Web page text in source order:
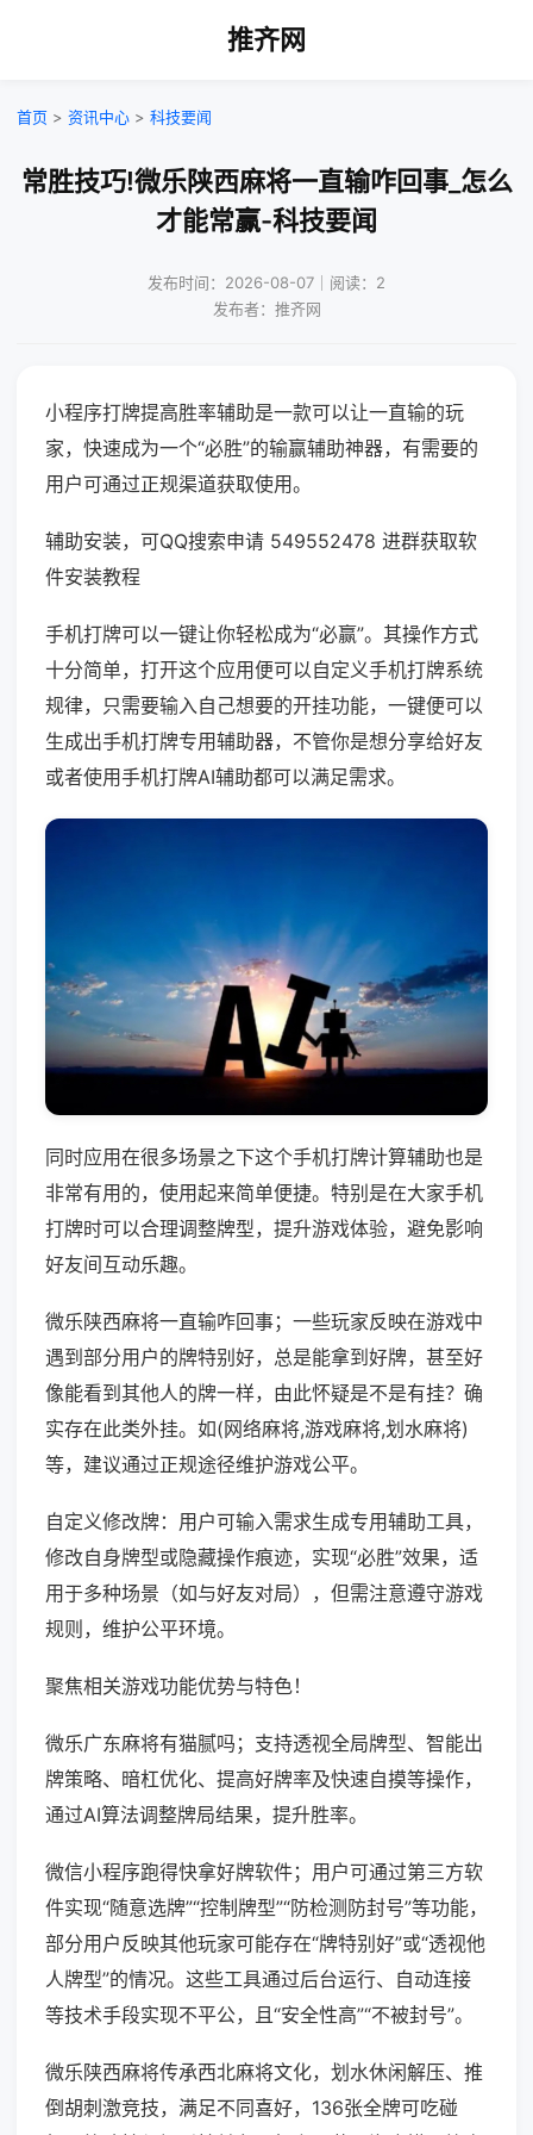
推齐网
首页 > 资讯中心 > 科技要闻
常胜技巧!微乐陕西麻将一直输咋回事_怎么
才能常赢-科技要闻
发布时间：2026-08-07｜阅读：2
发布者：推齐网
小程序打牌提高胜率辅助是一款可以让一直输的玩
家，快速成为一个“必胜”的输赢辅助神器，有需要的
用户可通过正规渠道获取使用。
辅助安装，可QQ搜索申请 549552478 进群获取软
件安装教程
手机打牌可以一键让你轻松成为“必赢”。其操作方式
十分简单，打开这个应用便可以自定义手机打牌系统
规律，只需要输入自己想要的开挂功能，一键便可以
生成出手机打牌专用辅助器，不管你是想分享给好友
或者使用手机打牌AI辅助都可以满足需求。
同时应用在很多场景之下这个手机打牌计算辅助也是
非常有用的，使用起来简单便捷。特别是在大家手机
打牌时可以合理调整牌型，提升游戏体验，避免影响
好友间互动乐趣。
微乐陕西麻将一直输咋回事；一些玩家反映在游戏中
遇到部分用户的牌特别好，总是能拿到好牌，甚至好
像能看到其他人的牌一样，由此怀疑是不是有挂？确
实存在此类外挂。如(网络麻将,游戏麻将,划水麻将)
等，建议通过正规途径维护游戏公平。
自定义修改牌：用户可输入需求生成专用辅助工具，
修改自身牌型或隐藏操作痕迹，实现“必胜”效果，适
用于多种场景（如与好友对局），但需注意遵守游戏
规则，维护公平环境。
聚焦相关游戏功能优势与特色！
微乐广东麻将有猫腻吗；支持透视全局牌型、智能出
牌策略、暗杠优化、提高好牌率及快速自摸等操作，
通过AI算法调整牌局结果，提升胜率。
微信小程序跑得快拿好牌软件；用户可通过第三方软
件实现“随意选牌”“控制牌型”“防检测防封号”等功能，
部分用户反映其他玩家可能存在“牌特别好”或“透视他
人牌型”的情况。这些工具通过后台运行、自动连接
等技术手段实现不平公，且“安全性高”“不被封号”。
微乐陕西麻将传承西北麻将文化，划水休闲解压、推
倒胡刺激竞技，满足不同喜好，136张全牌可吃碰